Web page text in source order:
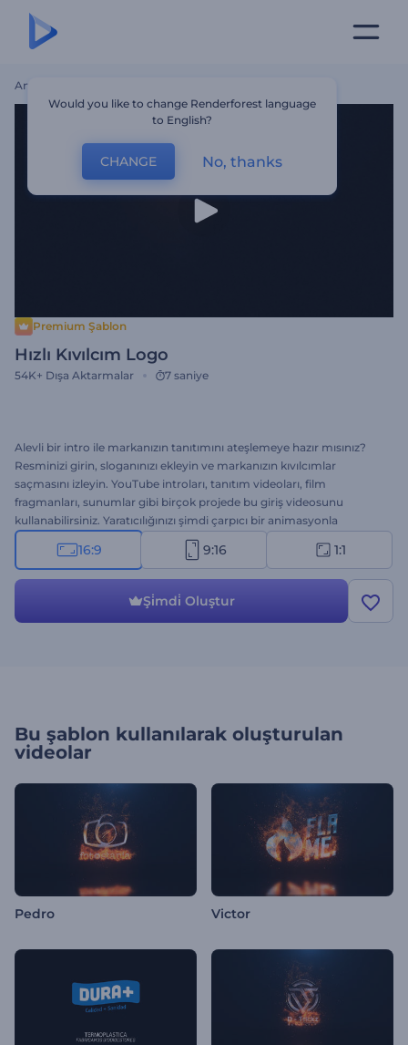
Ana Sayfa
Premium Şablon
Hızlı Kıvılcım Logo
54K+ Dışa Aktarmalar 7 saniye
Alevli bir intro ile markanızın tanıtımını ateşlemeye hazır mısınız?
Resminizi girin, sloganınızı ekleyin ve markanızın kıvılcımlar
saçmasını izleyin. YouTube introları, tanıtım videoları, film
fragmanları, sunumlar gibi birçok projede bu giriş videosunu
kullanabilirsiniz. Yaratıcılığınızı şimdi çarpıcı bir animasyonla
ateşleyin!
16:9 9:16 1:1
Şi̇mdi̇ Oluştur
Bu şablon kullanılarak oluşturulan
videolar
Pedro Victor
Would you like to change Renderforest language
to English?
CHANGE No, thanks